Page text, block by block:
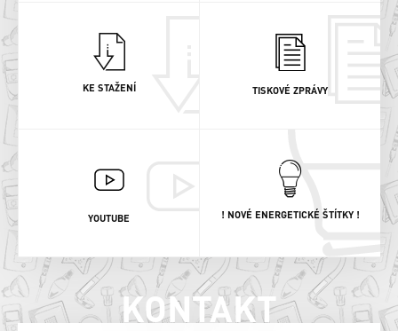
KE STAŽENÍ TISKOVÉ ZPRÁVY
YOUTUBE ! NOVÉ ENERGETICKÉ ŠTÍTKY !
KONTAKT